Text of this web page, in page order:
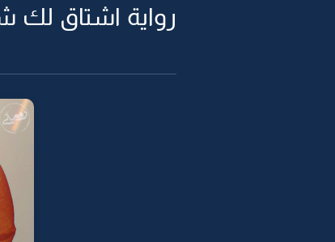
رواية اشتاق لك